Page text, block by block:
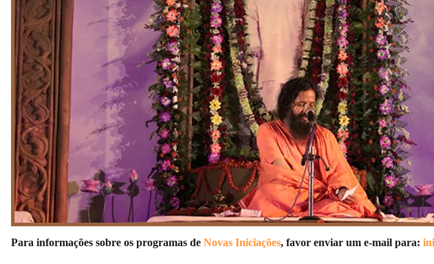
Para informações sobre os programas de Novas Iniciações, favor enviar um e-mail para: